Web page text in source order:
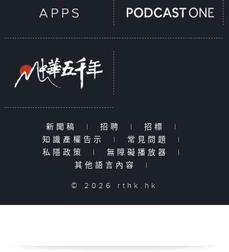
新聞稿 | 招聘 | 招標
|
知識產權告示
| 常見問題
|
私隱政策
| 無障礙播放器
|
其他語言內容
|
© 2026 rthk.hk